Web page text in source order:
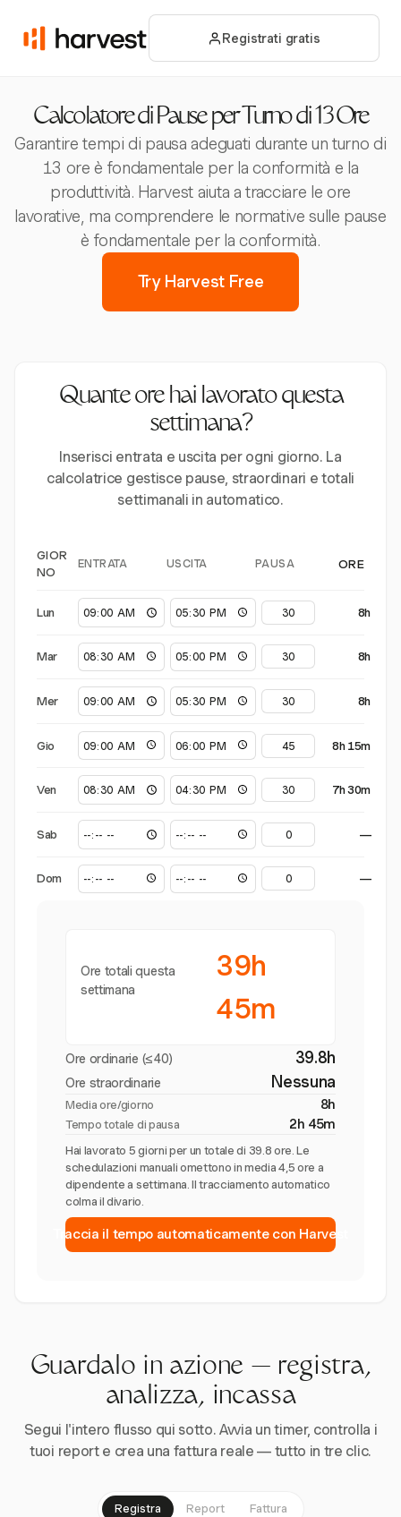
Registrati gratis
Calcolatore di Pause per Turno di 13 Ore
Garantire tempi di pausa adeguati durante un turno di
13 ore è fondamentale per la conformità e la
produttività. Harvest aiuta a tracciare le ore
lavorative, ma comprendere le normative sulle pause
è fondamentale per la conformità.
Try Harvest Free
Quante ore hai lavorato questa
settimana?
Inserisci entrata e uscita per ogni giorno. La
calcolatrice gestisce pause, straordinari e totali
settimanali in automatico.
GIOR
NO
ENTRATA USCITA PAUSA ORE
Lun 8h
Mar 8h
Mer 8h
Gio 8h 15m
Ven 7h 30m
Sab —
Dom —
Ore totali questa
settimana
39h
45m
Ore ordinarie (≤40) 39.8h
Ore straordinarie Nessuna
Media ore/giorno 8h
Tempo totale di pausa 2h 45m
Hai lavorato 5 giorni per un totale di 39.8 ore. Le
schedulazioni manuali omettono in media 4,5 ore a
dipendente a settimana. Il tracciamento automatico
colma il divario.
Traccia il tempo automaticamente con Harvest
Guardalo in azione — registra,
analizza, incassa
Segui l'intero flusso qui sotto. Avvia un timer, controlla i
tuoi report e crea una fattura reale — tutto in tre clic.
Registra Report Fattura